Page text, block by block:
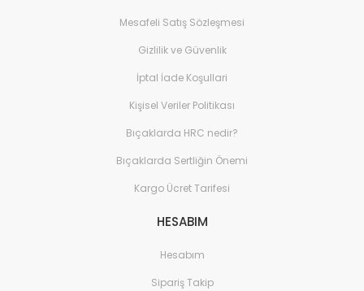
Mesafeli Satış Sözleşmesi
Gizlilik ve Güvenlik
İptal İade Koşullari
Kişisel Veriler Politikası
Bıçaklarda HRC nedir?
Bıçaklarda Sertliğin Önemi
Kargo Ücret Tarifesi
HESABIM
Hesabım
Sipariş Takip